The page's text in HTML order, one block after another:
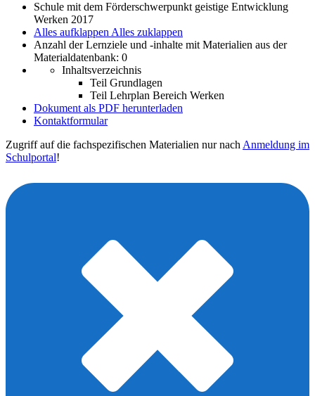
Schule mit dem Förderschwerpunkt geistige Entwicklung
Werken 2017
Alles aufklappen Alles zuklappen
Anzahl der Lernziele und -inhalte mit Materialien aus der
Materialdatenbank: 0
Inhaltsverzeichnis
Teil Grundlagen
Teil Lehrplan Bereich Werken
Dokument als PDF herunterladen
Kontaktformular
Zugriff auf die fachspezifischen Materialien nur nach Anmeldung im
Schulportal!